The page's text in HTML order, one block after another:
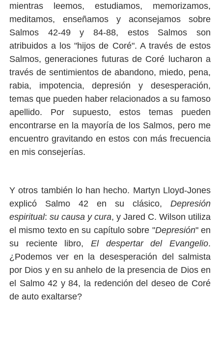
mientras leemos, estudiamos, memorizamos,
meditamos, enseñamos y aconsejamos sobre
Salmos 42-49 y 84-88, estos Salmos son
atribuidos a los "hijos de Coré". A través de estos
Salmos, generaciones futuras de Coré lucharon a
través de sentimientos de abandono, miedo, pena,
rabia, impotencia, depresión y desesperación,
temas que pueden haber relacionados a su famoso
apellido. Por supuesto, estos temas pueden
encontrarse en la mayoría de los Salmos, pero me
encuentro gravitando en estos con más frecuencia
en mis consejerías.
Y otros también lo han hecho. Martyn Lloyd-Jones
explicó Salmo 42 en su clásico,Depresión
espiritual: su causa y cura, y Jared C. Wilson utiliza
el mismo texto en su capítulo sobre "Depresión" en
su reciente libro, El despertar del Evangelio.
¿Podemos ver en la desesperación del salmista
por Dios y en su anhelo de la presencia de Dios en
el Salmo 42 y 84, la redención del deseo de Coré
de auto exaltarse?